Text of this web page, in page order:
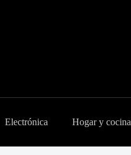
Electrónica Hogar y cocina